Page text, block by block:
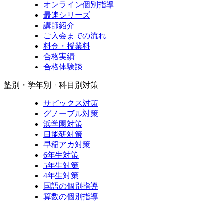
オンライン個別指導
最速シリーズ
講師紹介
ご入会までの流れ
料金・授業料
合格実績
合格体験談
塾別・学年別・科目別対策
サピックス対策
グノーブル対策
浜学園対策
日能研対策
早稲アカ対策
6年生対策
5年生対策
4年生対策
国語の個別指導
算数の個別指導